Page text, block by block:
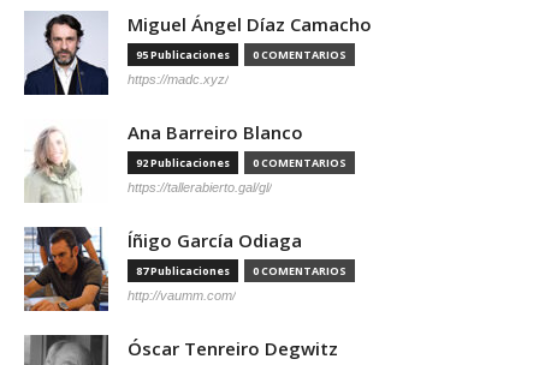
Miguel Ángel Díaz Camacho
95 Publicaciones 0 COMENTARIOS
https://madc.xyz/
Ana Barreiro Blanco
92 Publicaciones 0 COMENTARIOS
https://tallerabierto.gal/gl/
Íñigo García Odiaga
87 Publicaciones 0 COMENTARIOS
http://vaumm.com/
Óscar Tenreiro Degwitz